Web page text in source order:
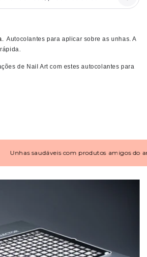
Autocolantes para aplicar sobre as unhas. A
de Nail Artcom estesautocolantes para
Unhas saudáveis com produtos amigos do